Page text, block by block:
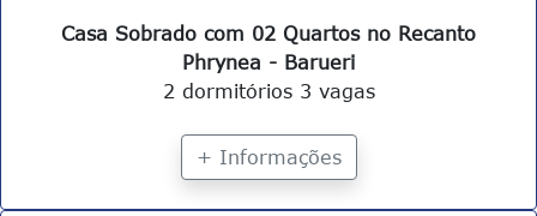
Casa Sobrado com 02 Quartos no Recanto
Phrynea - Barueri
2 dormitórios 3 vagas
+ Informações